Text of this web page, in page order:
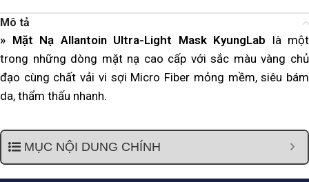
Mô tả
» Mặt Nạ Allantoin Ultra-Light Mask KyungLab là một
trong những dòng mặt nạ cao cấp với sắc màu vàng chủ
đạo cùng chất vải vi sợi Micro Fiber mỏng mềm, siêu bám
da, thẩm thấu nhanh.
MỤC NỘI DUNG CHÍNH